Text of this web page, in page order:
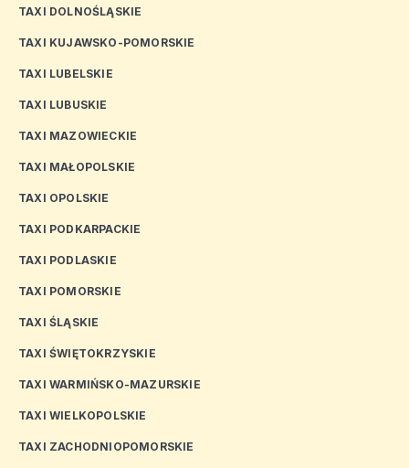
TAXI DOLNOŚLĄSKIE
TAXI KUJAWSKO-POMORSKIE
TAXI LUBELSKIE
TAXI LUBUSKIE
TAXI MAZOWIECKIE
TAXI MAŁOPOLSKIE
TAXI OPOLSKIE
TAXI PODKARPACKIE
TAXI PODLASKIE
TAXI POMORSKIE
TAXI ŚLĄSKIE
TAXI ŚWIĘTOKRZYSKIE
TAXI WARMIŃSKO-MAZURSKIE
TAXI WIELKOPOLSKIE
TAXI ZACHODNIOPOMORSKIE